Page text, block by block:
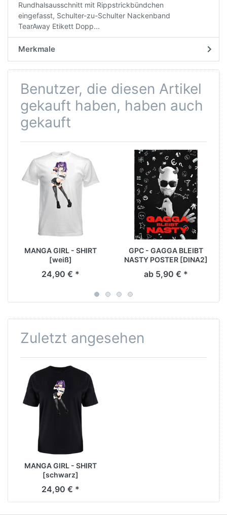
Rundhalsausschnitt mit Rippstrickbündchen
eingefasst, Schulter-zu-Schulter Nackenband
TearAway Etikett Dopp...
Merkmale
Benutzer, die diesen Artikel
gekauft haben, haben auch
gekauft
MANGA GIRL - SHIRT
[weiß]
24,90 € *
GPC - GAGGA BLEIBT
NASTY POSTER [DINA2]
ab 5,90 € *
Zuletzt angesehen
MANGA GIRL - SHIRT
[schwarz]
24,90 € *